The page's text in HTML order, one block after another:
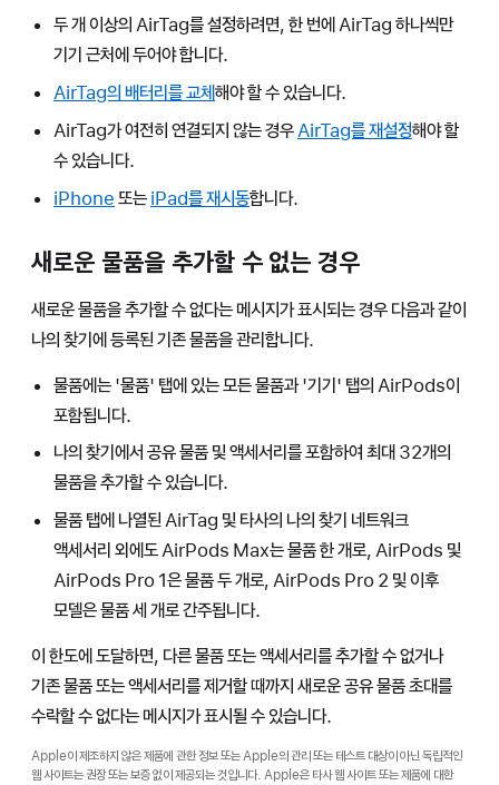
두 개 이상의 AirTag를 설정하려면, 한 번에 AirTag 하나씩만
기기 근처에 두어야 합니다.
AirTag의 배터리를 교체 해야 할 수 있습니다.
AirTag가 여전히 연결되지 않는 경우 AirTag를 재설정해야 할
수 있습니다.
iPhone 또는 iPad를 재시동합니다.
새로운 물품을 추가할 수 없는 경우
새로운 물품을 추가할 수 없다는 메시지가 표시되는 경우 다음과 같이
나의 찾기에 등록된 기존 물품을 관리합니다.
물품에는 '물품' 탭에 있는 모든 물품과 '기기' 탭의 AirPods이
포함됩니다.
나의 찾기에서 공유 물품 및 액세서리를 포함하여 최대 32개의
물품을 추가할 수 있습니다.
물품 탭에 나열된 AirTag 및 타사의 나의 찾기 네트워크
액세서리 외에도 AirPods Max는 물품 한 개로, AirPods 및
AirPods Pro 1은 물품 두 개로, AirPods Pro 2 및 이후
모델은 물품 세 개로 간주됩니다.
이 한도에 도달하면, 다른 물품 또는 액세서리를 추가할 수 없거나
기존 물품 또는 액세서리를 제거할 때까지 새로운 공유 물품 초대를
수락할 수 없다는 메시지가 표시될 수 있습니다.
Apple이 제조하지 않은 제품에 관한 정보 또는 Apple의 관리 또는 테스트 대상이 아닌 독립적인
웹 사이트는 권장 또는 보증 없이 제공되는 것입니다. Apple은 타사 웹 사이트 또는 제품에 대한